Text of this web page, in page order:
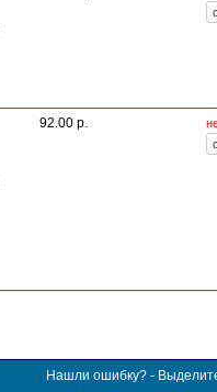
92.00 р.
Нашли ошибку? -